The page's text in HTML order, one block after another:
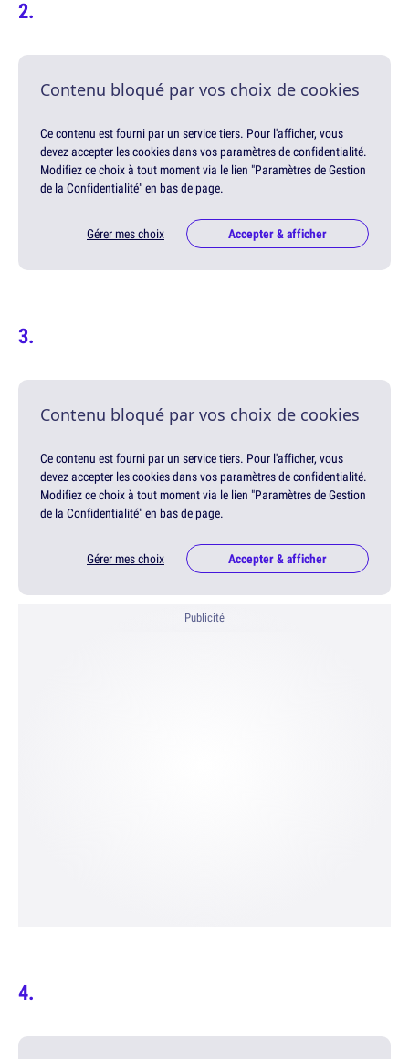
Contenu bloqué par vos choix de cookies
Ce contenu est fourni par un service tiers. Pour l'afficher, vous
devez accepter les cookies dans vos paramètres de confidentialité.
Modifiez ce choix à tout moment via le lien "Paramètres de Gestion
de la Confidentialité" en bas de page.
Gérer mes choix Accepter & afficher
Contenu bloqué par vos choix de cookies
Ce contenu est fourni par un service tiers. Pour l'afficher, vous
devez accepter les cookies dans vos paramètres de confidentialité.
Modifiez ce choix à tout moment via le lien "Paramètres de Gestion
de la Confidentialité" en bas de page.
Gérer mes choix Accepter & afficher
Publicité